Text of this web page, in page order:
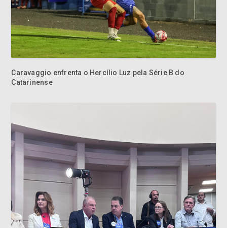
Caravaggio enfrenta o Hercílio Luz pela Série B do
Catarinense